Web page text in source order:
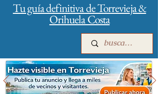
Tu guía definitiva de Torrevieja &
Orihuela Costa